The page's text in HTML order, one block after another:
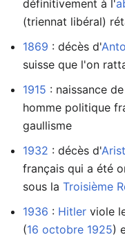
définitivement à l'
(triennat libéral)
1869 : décès d'
suisse que l'on
1915 : naissance de
homme politique
gaullisme
1932 : décès d'
français qui a été
sous la Troisième
1936 : Hitler viole
(16 octobre 1925)